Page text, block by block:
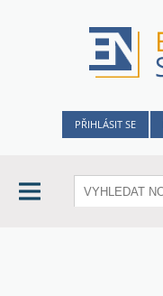
PŘIHLÁSIT SE